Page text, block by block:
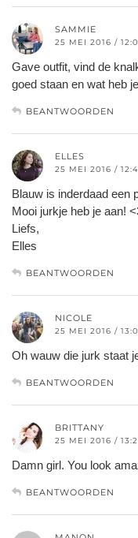
SAMMIE
25 MEI 2016 /
Gave outfit, vind de
goed staan en wat heb
BEANTWOORDEN
ELLES
25 MEI 2016 /
Blauw is inderdaad een
Mooi jurkje heb je aan!
Liefs,
Elles
BEANTWOORDEN
NICOLE
25 MEI 2016 /
Oh wauw die jurk staat
BEANTWOORDEN
BRITTANY
25 MEI 2016 /
Damn girl. You look
BEANTWOORDEN